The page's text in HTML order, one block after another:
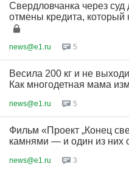
Свердловчанка через суд
отмены кредита,
news@e1.ru 5
Весила 200 кг и не
Как многодетная мама
news@e1.ru 5
Фильм «Проект „Конец
камнями — и один из них
news@e1.ru 3